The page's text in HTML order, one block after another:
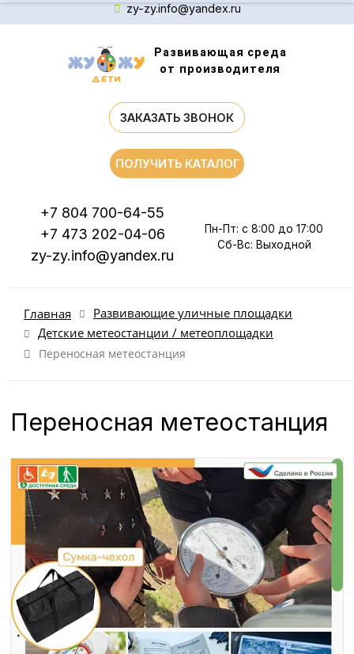
zy-zy.info@yandex.ru
Развивающая среда
от производителя
ЗАКАЗАТЬ ЗВОНОК
+7 804 700-64-55
+7 473 202-04-06
zy-zy.info@yandex.ru
Пн-Пт: с 8:00 до 17:00
Сб-Вс: Выходной
ПОЛУЧИТЬ КАТАЛОГ
Главная
Развивающие уличные площадки
Детские метеостанции / метеоплощадки
Переносная метеостанция
Переносная метеостанция